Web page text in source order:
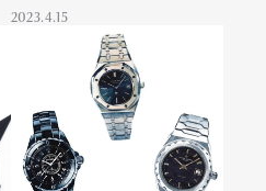
2023.4.15